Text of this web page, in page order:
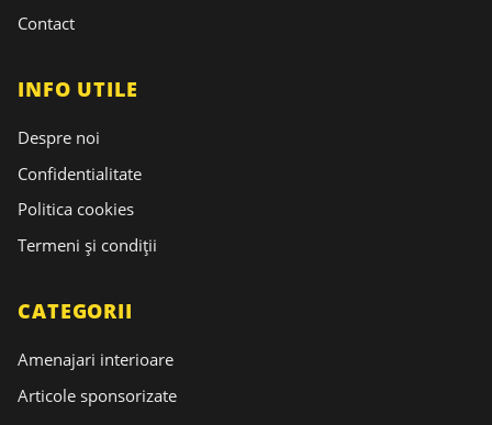
Contact
INFO UTILE
Despre noi
Confidentialitate
Politica cookies
Termeni și condiții
CATEGORII
Amenajari interioare
Articole sponsorizate